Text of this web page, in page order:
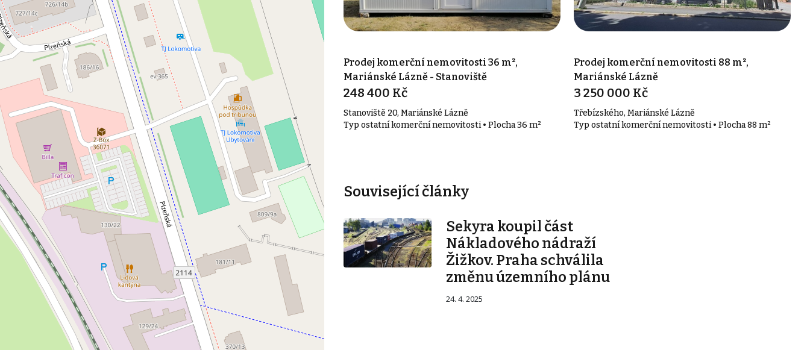
Prodej komerční nemovitosti 36 m²,
Mariánské Lázně - Stanoviště
248 400 Kč
Stanoviště 20, Mariánské Lázně
Typ ostatní komerční nemovitosti • Plocha 36 m²
Prodej komerční nemovitosti 88 m²,
Mariánské Lázně
3 250 000 Kč
Třebízského, Mariánské Lázně
Typ ostatní komerční nemovitosti • Plocha 88 m²
Související články
Sekyra koupil část
Nákladového nádraží
Žižkov. Praha schválila
změnu územního plánu
24. 4. 2025